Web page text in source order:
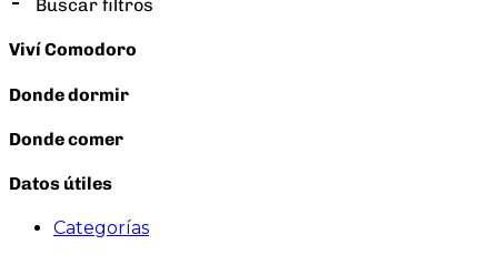
Buscar filtros
Viví Comodoro
Donde dormir
Donde comer
Datos útiles
Categorías